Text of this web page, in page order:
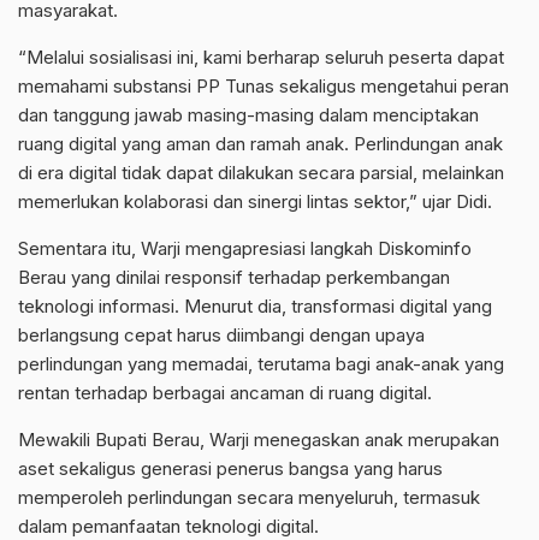
masyarakat.
“Melalui sosialisasi ini, kami berharap seluruh peserta dapat
memahami substansi PP Tunas sekaligus mengetahui peran
dan tanggung jawab masing-masing dalam menciptakan
ruang digital yang aman dan ramah anak. Perlindungan anak
di era digital tidak dapat dilakukan secara parsial, melainkan
memerlukan kolaborasi dan sinergi lintas sektor,” ujar Didi.
Sementara itu, Warji mengapresiasi langkah Diskominfo
Berau yang dinilai responsif terhadap perkembangan
teknologi informasi. Menurut dia, transformasi digital yang
berlangsung cepat harus diimbangi dengan upaya
perlindungan yang memadai, terutama bagi anak-anak yang
rentan terhadap berbagai ancaman di ruang digital.
Mewakili Bupati Berau, Warji menegaskan anak merupakan
aset sekaligus generasi penerus bangsa yang harus
memperoleh perlindungan secara menyeluruh, termasuk
dalam pemanfaatan teknologi digital.